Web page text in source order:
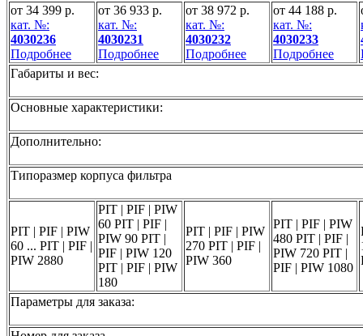
от 34 399 р.
кат. №:
4030236
Подробнее
от 36 933 р.
кат. №:
4030231
Подробнее
от 38 972 р.
кат. №:
4030232
Подробнее
от 44 188 р.
кат. №:
4030233
Подробнее
Габариты и вес:
Основные характеристики:
Дополнительно:
Типоразмер корпуса фильтра
PIT | PIF | PIW
60 ... PIT | PIF |
PIW 2880
PIT | PIF | PIW
60 PIT | PIF |
PIW 90 PIT |
PIF | PIW 120
PIT | PIF | PIW
180
PIT | PIF | PIW
270 PIT | PIF |
PIW 360
PIT | PIF | PIW
480 PIT | PIF |
PIW 720 PIT |
PIF | PIW 1080
Параметры для заказа: